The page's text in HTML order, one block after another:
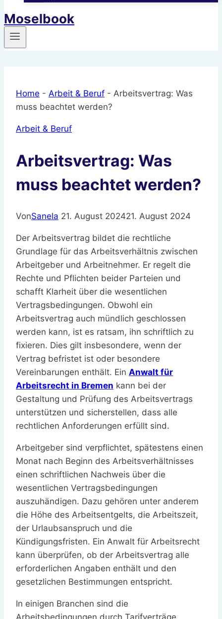
Moselbook
Home - Arbeit & Beruf - Arbeitsvertrag: Was
muss beachtet werden?
Arbeit & Beruf
Arbeitsvertrag: Was
muss beachtet werden?
VonSanela 21. August 202421. August 2024
Der Arbeitsvertrag bildet die rechtliche
Grundlage für das Arbeitsverhältnis zwischen
Arbeitgeber und Arbeitnehmer. Er regelt die
Rechte und Pflichten beider Parteien und
schafft Klarheit über die wesentlichen
Vertragsbedingungen. Obwohl ein
Arbeitsvertrag auch mündlich geschlossen
werden kann, ist es ratsam, ihn schriftlich zu
fixieren. Dies gilt insbesondere, wenn der
Vertrag befristet ist oder besondere
Vereinbarungen enthält. Ein Anwalt für
Arbeitsrecht in Bremen kann bei der
Gestaltung und Prüfung des Arbeitsvertrags
unterstützen und sicherstellen, dass alle
rechtlichen Anforderungen erfüllt sind.
Arbeitgeber sind verpflichtet, spätestens einen
Monat nach Beginn des Arbeitsverhältnisses
einen schriftlichen Nachweis über die
wesentlichen Vertragsbedingungen
auszuhändigen. Dazu gehören unter anderem
die Höhe des Arbeitsentgelts, die Arbeitszeit,
der Urlaubsanspruch und die
Kündigungsfristen. Ein Anwalt für Arbeitsrecht
kann überprüfen, ob der Arbeitsvertrag alle
erforderlichen Angaben enthält und den
gesetzlichen Bestimmungen entspricht.
In einigen Branchen sind die